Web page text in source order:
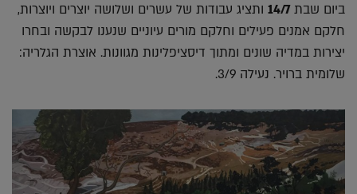
ביום שבת14/7 ותציג עבודות של עשרים ושלושה יוצרים ויוצרות,
חלקם אמנים פעילים וחלקם מורים עיוניים שנענו לבקשה ובחרו
יצירות במדיה שונים ומתוך דיסציפלינות מגוונות. אוצרת הגלריה:
שלומית ברויר. נעילה 3/9.